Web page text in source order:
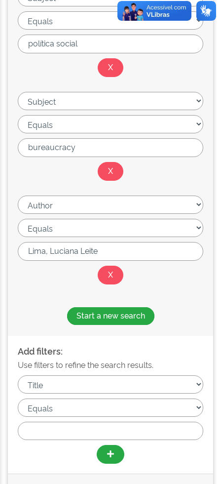
Start a new search
Add filters:
Use filters to refine the search results.